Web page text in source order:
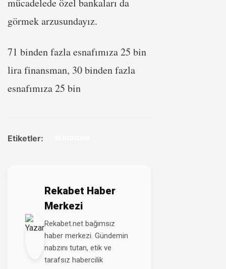
mücadelede özel bankaları da
görmek arzusundayız.
71 binden fazla esnafımıza 25 bin
lira finansman, 30 binden fazla
esnafımıza 25 bin
Etiketler:
Rekabet Haber
Merkezi
Rekabet.net bağımsız
haber merkezi. Gündemin
nabzını tutan, etik ve
tarafsız habercilik